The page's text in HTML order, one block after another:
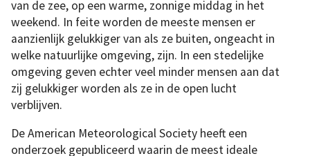
van de zee, op een warme, zonnige middag in het
weekend. In feite worden de meeste mensen er
aanzienlijk gelukkiger van als ze buiten, ongeacht in
welke natuurlijke omgeving, zijn. In een stedelijke
omgeving geven echter veel minder mensen aan dat
zij gelukkiger worden als ze in de open lucht
verblijven.
De American Meteorological Society heeft een
onderzoek gepubliceerd waarin de meest ideale